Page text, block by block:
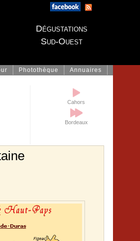
Dégustations
Sud-Ouest
Photothèque Annuaires
Cahors
Bordeaux